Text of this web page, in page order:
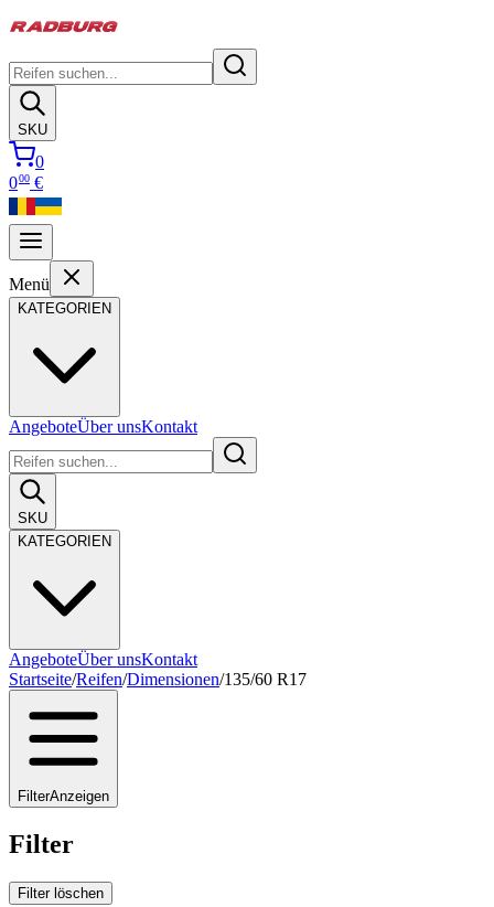
SKU
0
000 €
Menü
KATEGORIEN
AngeboteÜber unsKontakt
SKU
KATEGORIEN
AngeboteÜber unsKontakt
Startseite/Reifen/Dimensionen/135/60 R17
FilterAnzeigen
Filter
Filter löschen